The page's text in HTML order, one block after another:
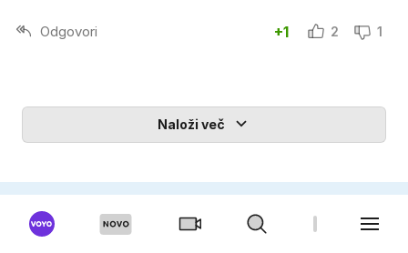
Odgovori +1 2 1
Naloži več